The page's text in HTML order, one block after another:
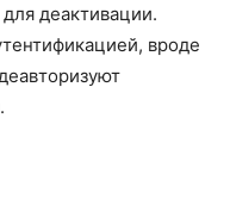
деактивации.
вроде